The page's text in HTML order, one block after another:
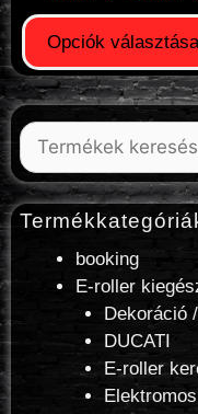
Opciók választása
booking
E-roller
Dekoráció
DUCATI
E-roller